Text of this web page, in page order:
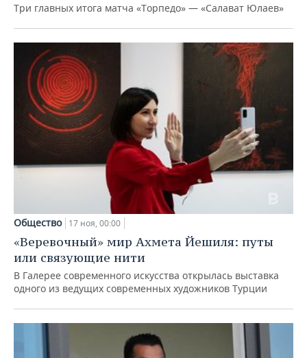
Три главных итога матча «Торпедо» — «Салават Юлаев»
Общество 17 ноя, 00:00
«Веревочный» мир Ахмета Йешиля: путы
или связующие нити
В Галерее современного искусства открылась выставка
одного из ведущих современных художников Турции